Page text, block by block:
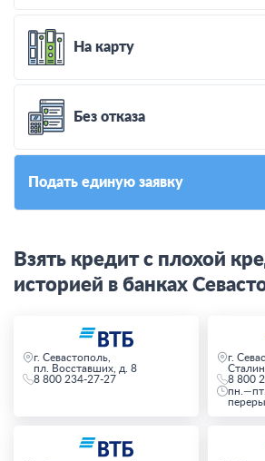
На карту
Без отказа
Подать единую заявку
Взять кредит с плохой
историей в банках
г. Севастополь,
пл. Восставших, д. 8
8 800 234-27-27
г.
8 800